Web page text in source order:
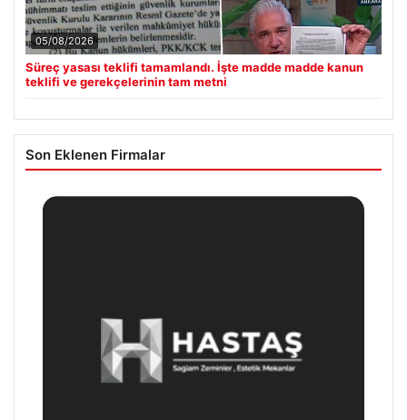
05/08/2026
Süreç yasası teklifi tamamlandı. İşte madde madde kanun
teklifi ve gerekçelerinin tam metni
Son Eklenen Firmalar